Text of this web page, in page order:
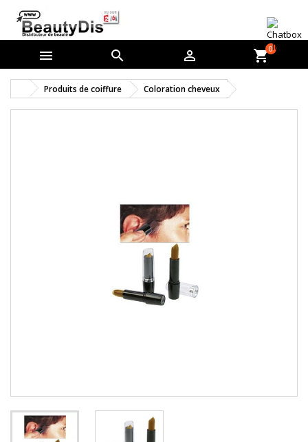
   shopping_cart0
Produits de coiffure Coloration cheveux